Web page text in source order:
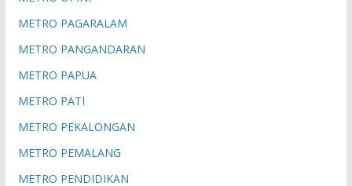
METRO PAGARALAM
METRO PANGANDARAN
METRO PAPUA
METRO PATI
METRO PEKALONGAN
METRO PEMALANG
METRO PENDIDIKAN